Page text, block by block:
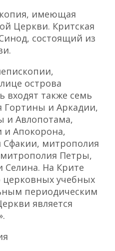
имеющая
Церкви. Критская
состоящий из
острова
входят также семь
Гортины и Аркадии,
и Авлопотама,
и Апокорона,
митрополия
Петры,
Селина. На Крите
церковных учебных
периодическим
является